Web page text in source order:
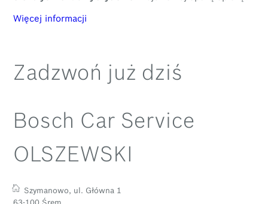
Więcej informacji
Zadzwoń już dziś
Bosch Car Service
OLSZEWSKI
Szymanowo, ul. Główna 1
63-100 Śrem